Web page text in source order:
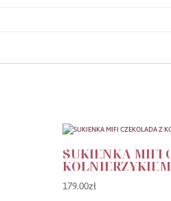
SUKIENKA MIFI
KOŁNIERZYKIEM
179.00zł